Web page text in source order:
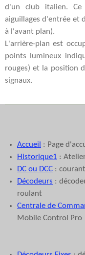
d'un club italien. Ce
aiguillages d'entrée et
à l'avant plan).
L'arrière-plan est
points lumineux
rouges) et la position
signaux.
Accueil
: Page
Historique1 :
DC ou DCC :
Décodeurs :
roulant
Centrale de
Mobile Control Pro